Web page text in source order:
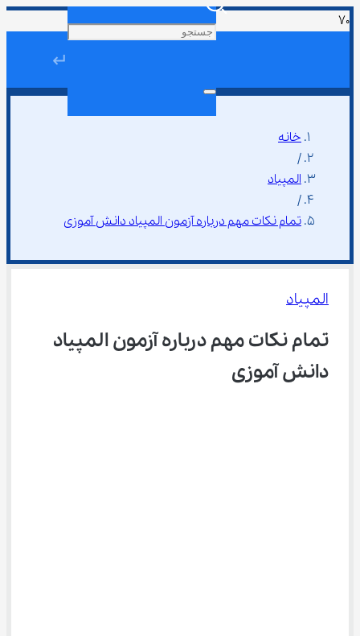
↵
خانه
/
المپیاد
/
تمام نکات مهم درباره آزمون المپیاد دانش آموزی
المپیاد
تمام نکات مهم درباره آزمون المپیاد
دانش آموزی